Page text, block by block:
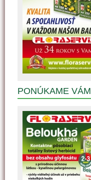
PONÚKAME VÁM